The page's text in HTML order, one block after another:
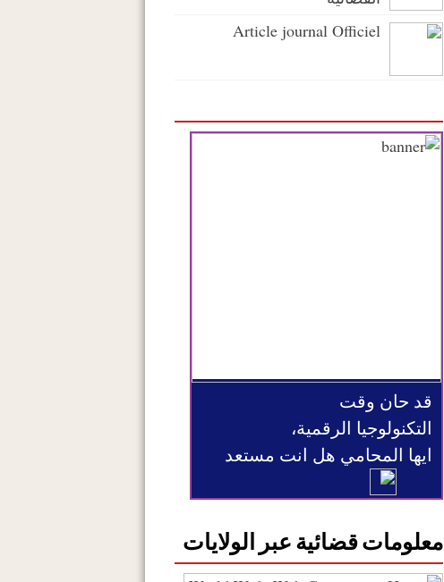
Article journal Officiel
قد حان وقت
التكنولوجيا الرقمية،
ايها المحامي هل انت مستعد
معلومات قضائية عبر الولايات